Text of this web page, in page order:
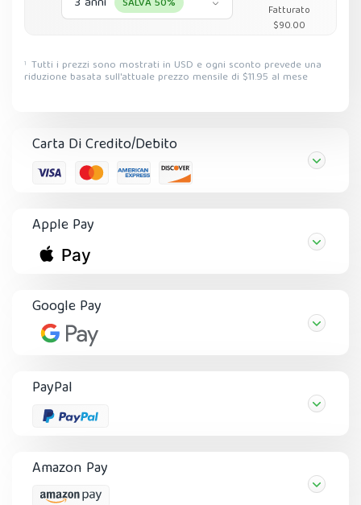
Carta Di Credito/Debito
Apple Pay
Google Pay
PayPal
Amazon Pay
SALVA 50%
Fatturato
$90.00
1 Tutti i prezzi sono mostrati in USD e ogni sconto prevede una
riduzione basata sull'attuale prezzo mensile di $11.95 al mese